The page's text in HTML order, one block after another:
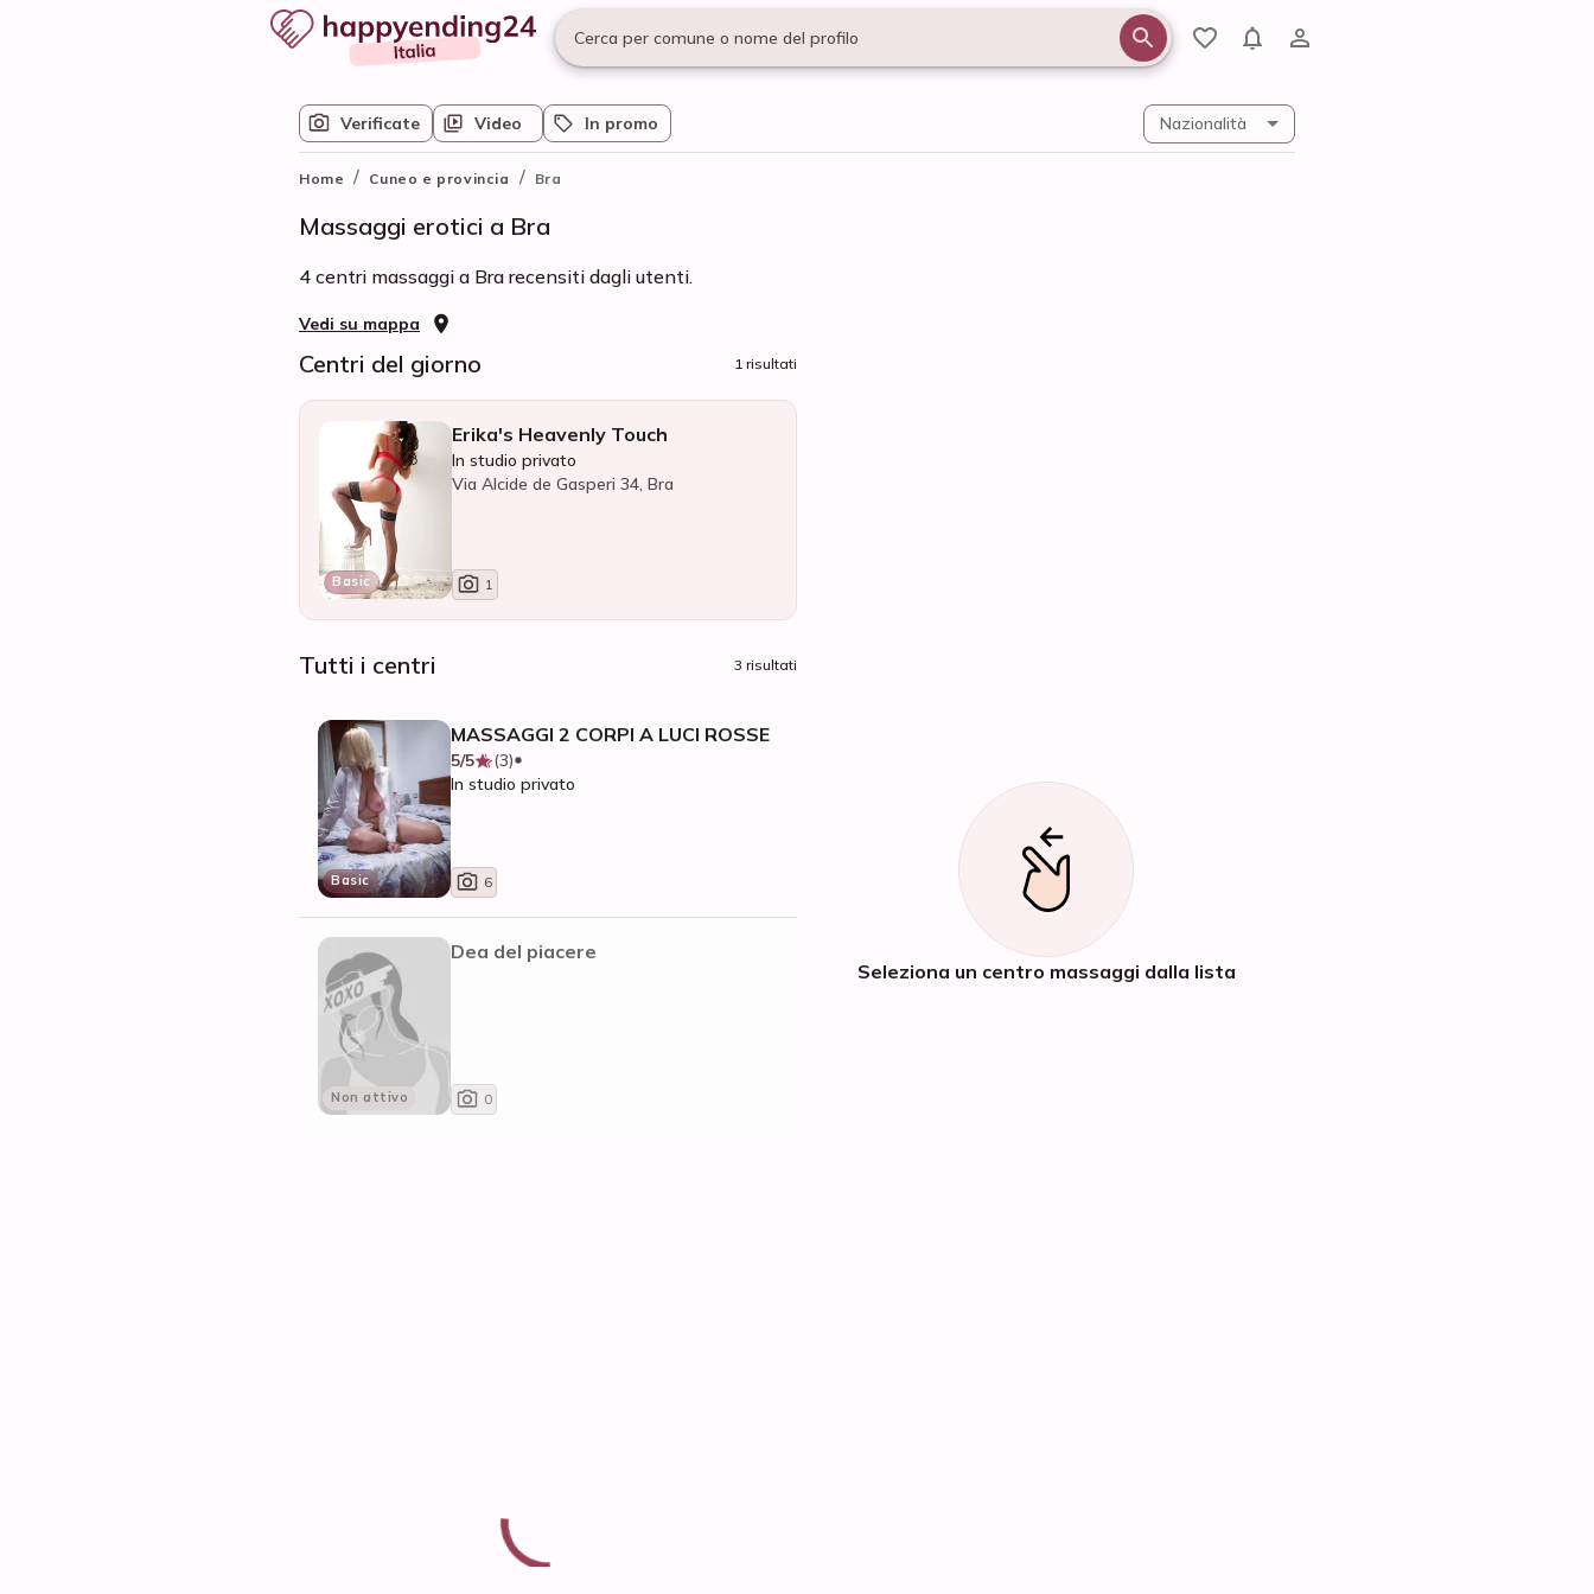
Cerca per comune o nome del profilo
Verificate Video In promo Nazionalità
Home / Cuneo e provincia / Bra
Massaggi erotici a Bra
4 centri massaggi a Bra recensiti dagli utenti.
Vedi su mappa
Centri del giorno 1 risultati
Basic
Erika's Heavenly Touch
In studio privato
Via Alcide de Gasperi 34, Bra
1
Tutti i centri 3 risultati
Basic
MASSAGGI 2 CORPI A LUCI ROSSE
5/5
(3)
In studio privato
6
Non attivo
Dea del piacere
0
Seleziona un centro massaggi dalla lista